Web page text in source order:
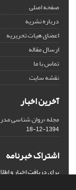
صفحه اصلی
درباره نشریه
اعضای هیات تحریریه
ارسال مقاله
تماس با ما
نقشه سایت
آخرین اخبار
مجله «روان شناسی
1394-12-18
اشتراک خبرنامه
برای دریافت اخبار و